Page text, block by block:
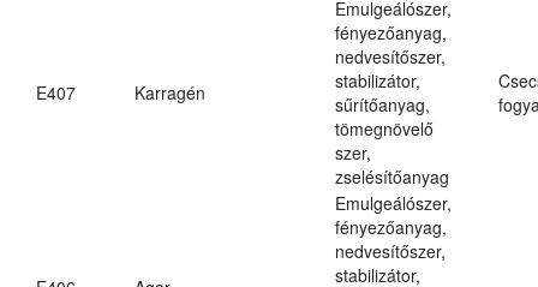
E407 Karragén
Emulgeálószer,
fényezőanyag,
nedvesítőszer,
stabilizátor,
sűrítőanyag,
tömegnövelő
szer,
zselésítőanyag
Emulgeálószer,
fényezőanyag,
nedvesítőszer,
stabilizátor,